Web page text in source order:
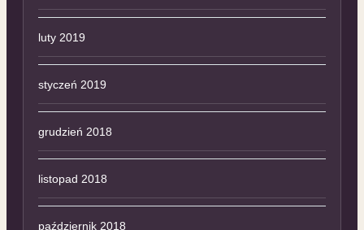
luty 2019
styczeń 2019
grudzień 2018
listopad 2018
październik 2018